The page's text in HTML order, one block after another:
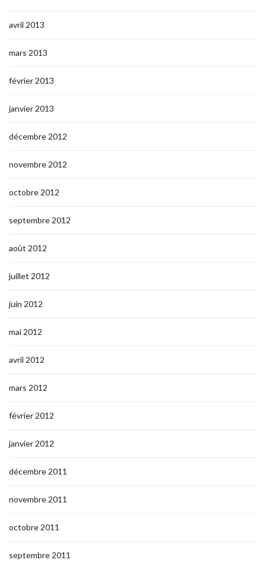
avril 2013
mars 2013
février 2013
janvier 2013
décembre 2012
novembre 2012
octobre 2012
septembre 2012
août 2012
juillet 2012
juin 2012
mai 2012
avril 2012
mars 2012
février 2012
janvier 2012
décembre 2011
novembre 2011
octobre 2011
septembre 2011